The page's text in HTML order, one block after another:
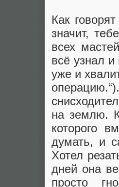
Как
значит,
всех
всё узнал и
уже и
на землю.
которого
думать, и
Хотел
дней она
просто